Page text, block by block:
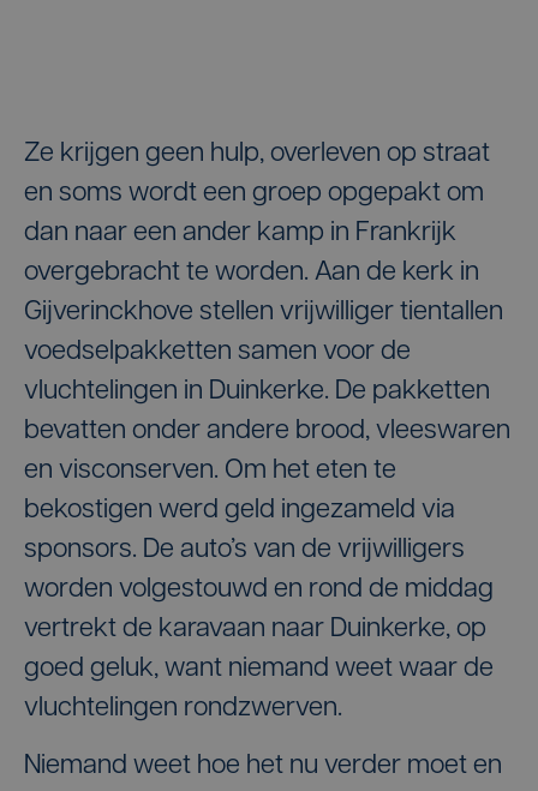
Ze krijgen geen hulp, overleven op straat
en soms wordt een groep opgepakt om
dan naar een ander kamp in Frankrijk
overgebracht te worden. Aan de kerk in
Gijverinckhove stellen vrijwilliger tientallen
voedselpakketten samen voor de
vluchtelingen in Duinkerke. De pakketten
bevatten onder andere brood, vleeswaren
en visconserven. Om het eten te
bekostigen werd geld ingezameld via
sponsors. De auto’s van de vrijwilligers
worden volgestouwd en rond de middag
vertrekt de karavaan naar Duinkerke, op
goed geluk, want niemand weet waar de
vluchtelingen rondzwerven.
Niemand weet hoe het nu verder moet en